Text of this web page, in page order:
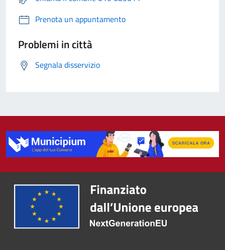
Prenota un appuntamento
Problemi in città
Segnala disservizio